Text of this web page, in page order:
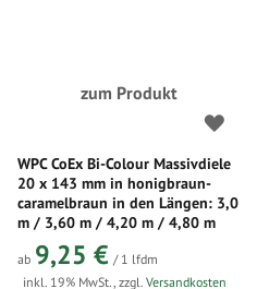
zum Produkt
WPC CoEx Bi-Colour Massivdiele
20 x 143 mm in honigbraun-
caramelbraun in den Längen: 3,0
m / 3,60 m / 4,20 m / 4,80 m
ab 9,25 € / 1 lfdm
inkl. 19% MwSt.,zzgl.Versandkosten